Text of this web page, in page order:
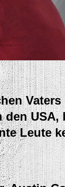
den
Leute